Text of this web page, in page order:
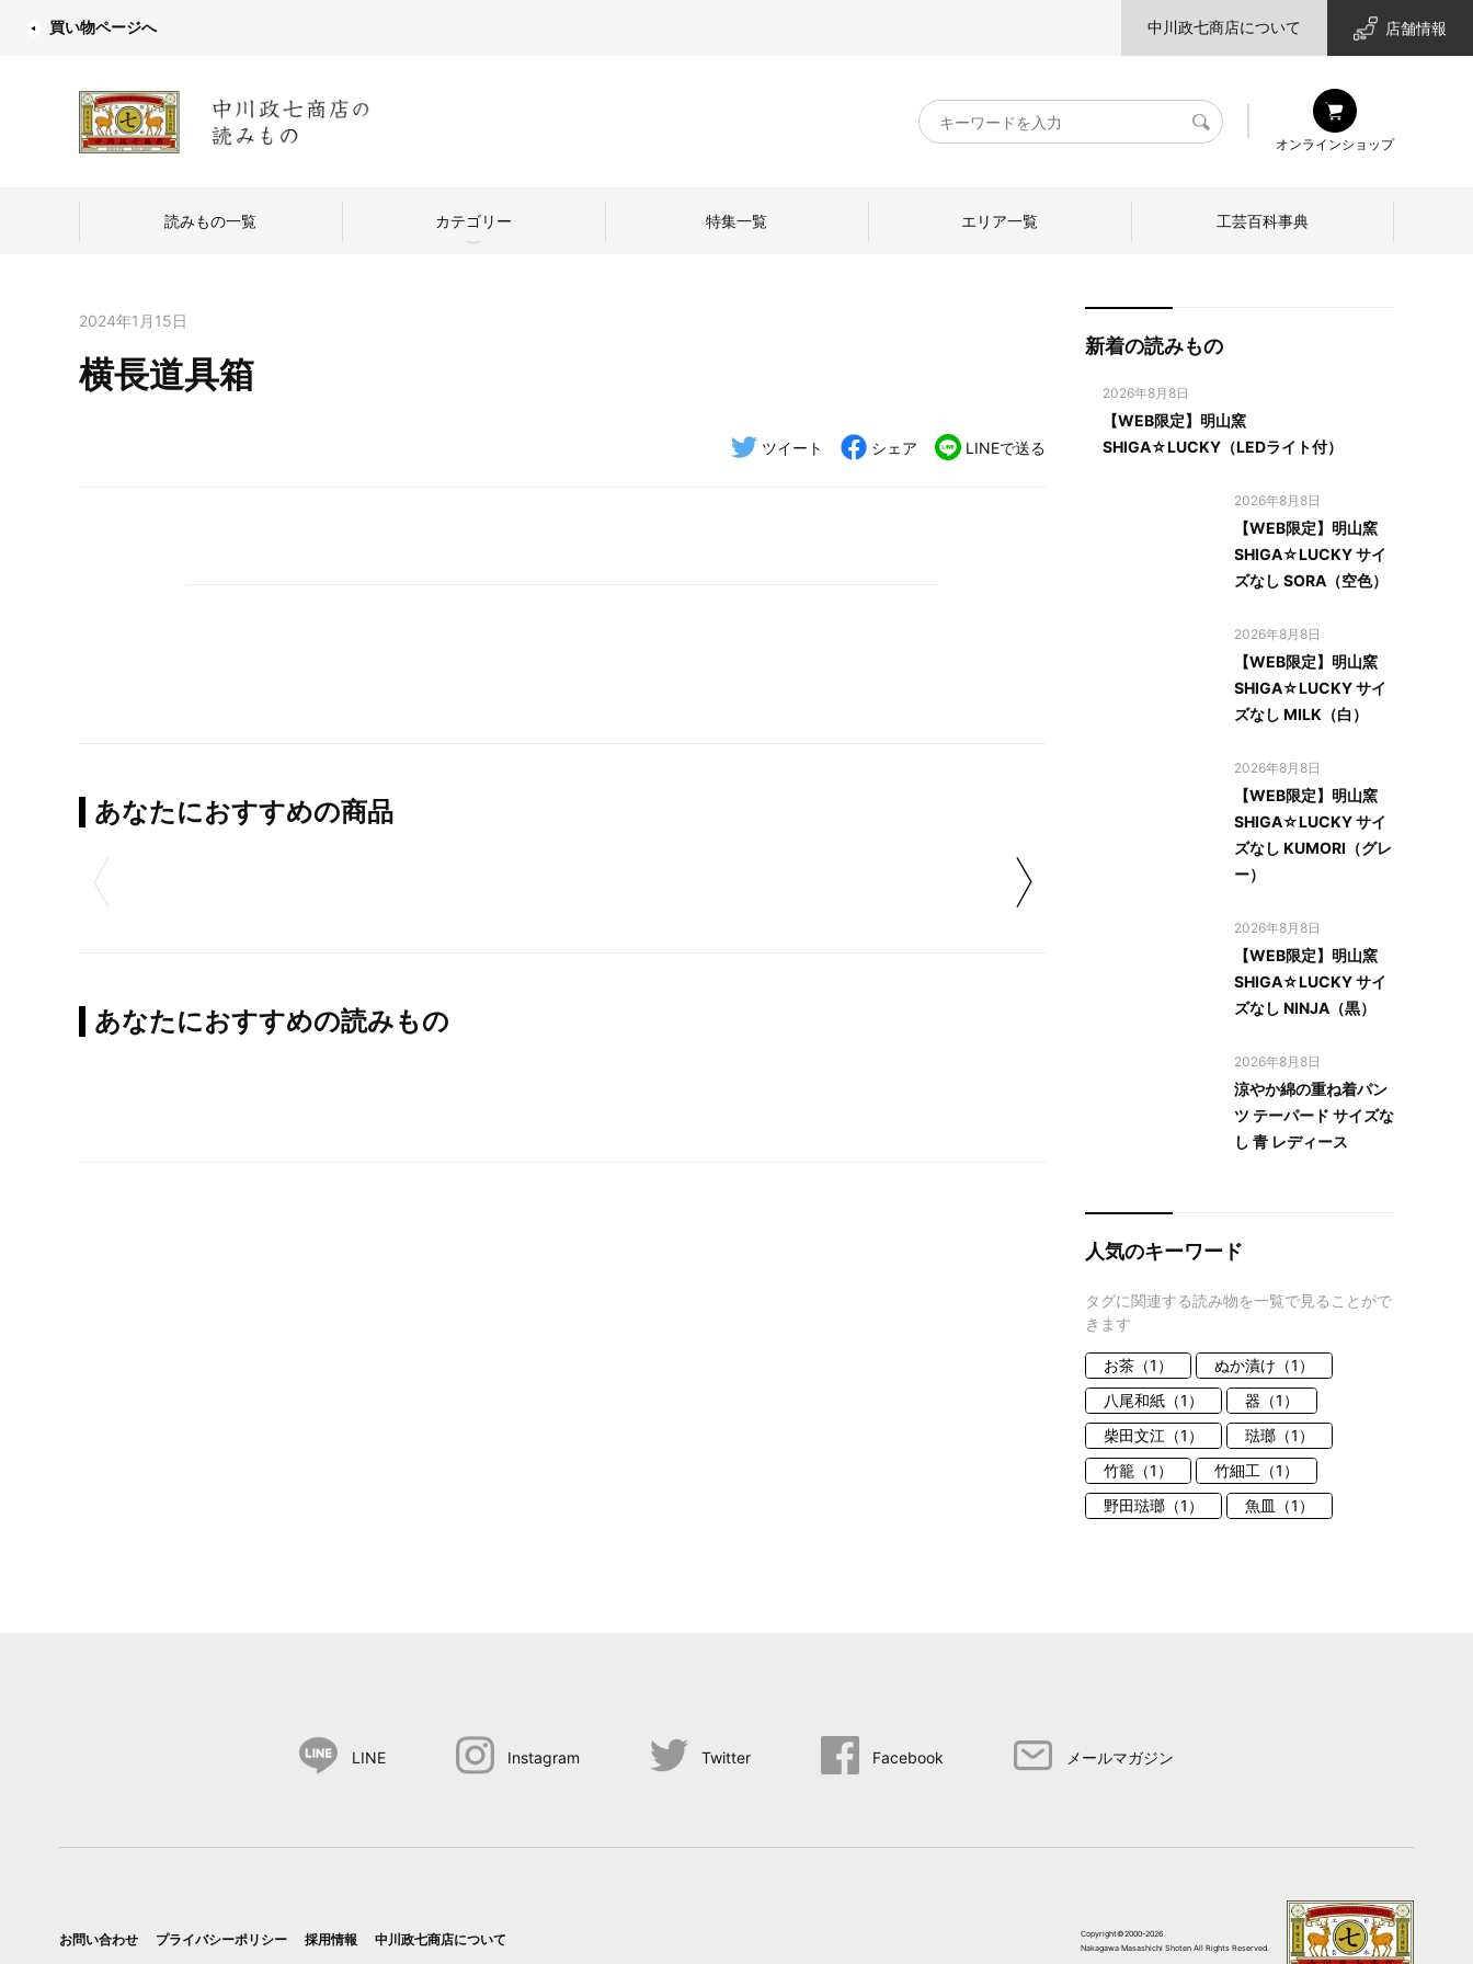
買い物ページへ 中川政七商店について 店舗情報
キ
ー
検
オンラインショップ
読みもの一覧 カテゴリー 特集一覧 エリア一覧 工芸百科事典
2024年1月15日
横長道具箱
ツイート シェア LINEで送る
あなたにおすすめの商品
あなたにおすすめの読みもの
新着の読みもの
2026年8月8日
【WEB限定】明山窯
SHIGA☆LUCKY（LEDライト付）
2026年8月8日
【WEB限定】明山窯
SHIGA☆LUCKY サイ
ズなし SORA（空色）
2026年8月8日
【WEB限定】明山窯
SHIGA☆LUCKY サイ
ズなし MILK（白）
2026年8月8日
【WEB限定】明山窯
SHIGA☆LUCKY サイ
ズなし KUMORI（グレ
ー）
2026年8月8日
【WEB限定】明山窯
SHIGA☆LUCKY サイ
ズなし NINJA（黒）
2026年8月8日
涼やか綿の重ね着パン
ツ テーパード サイズな
し 青 レディース
人気のキーワード
タグに関連する読み物を一覧で見ることがで
きます
お茶（1）
ぬか漬け（1）
八尾和紙（1）
器（1）
柴田文江（1）
琺瑯（1）
竹籠（1）
竹細工（1）
野田琺瑯（1）
魚皿（1）
LINE Instagram Twitter Facebook メールマガジン
お問い合わせ プライバシーポリシー 採用情報 中川政七商店について
Copyright©2000-2026
Nakagawa Masashichi Shoten All Rights Reserved.